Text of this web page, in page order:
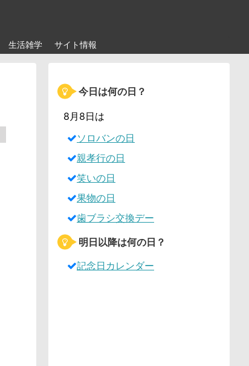
生活雑学 サイト情報
今日は何の日？
8月8日は
ソロバンの日
親孝行の日
笑いの日
果物の日
歯ブラシ交換デー
明日以降は何の日？
記念日カレンダー